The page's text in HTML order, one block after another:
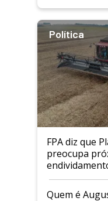
Política
FPA diz que
preocupa
Quem é